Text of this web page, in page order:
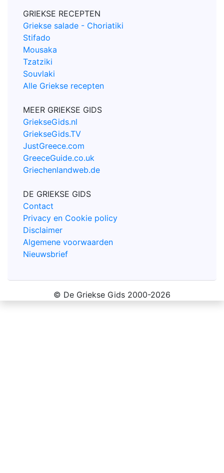
GRIEKSE RECEPTEN
Griekse salade - Choriatiki
Stifado
Mousaka
Tzatziki
Souvlaki
Alle Griekse recepten
MEER GRIEKSE GIDS
GriekseGids.nl
GriekseGids.TV
JustGreece.com
GreeceGuide.co.uk
Griechenlandweb.de
DE GRIEKSE GIDS
Contact
Privacy en Cookie policy
Disclaimer
Algemene voorwaarden
Nieuwsbrief
© De Griekse Gids 2000-2026